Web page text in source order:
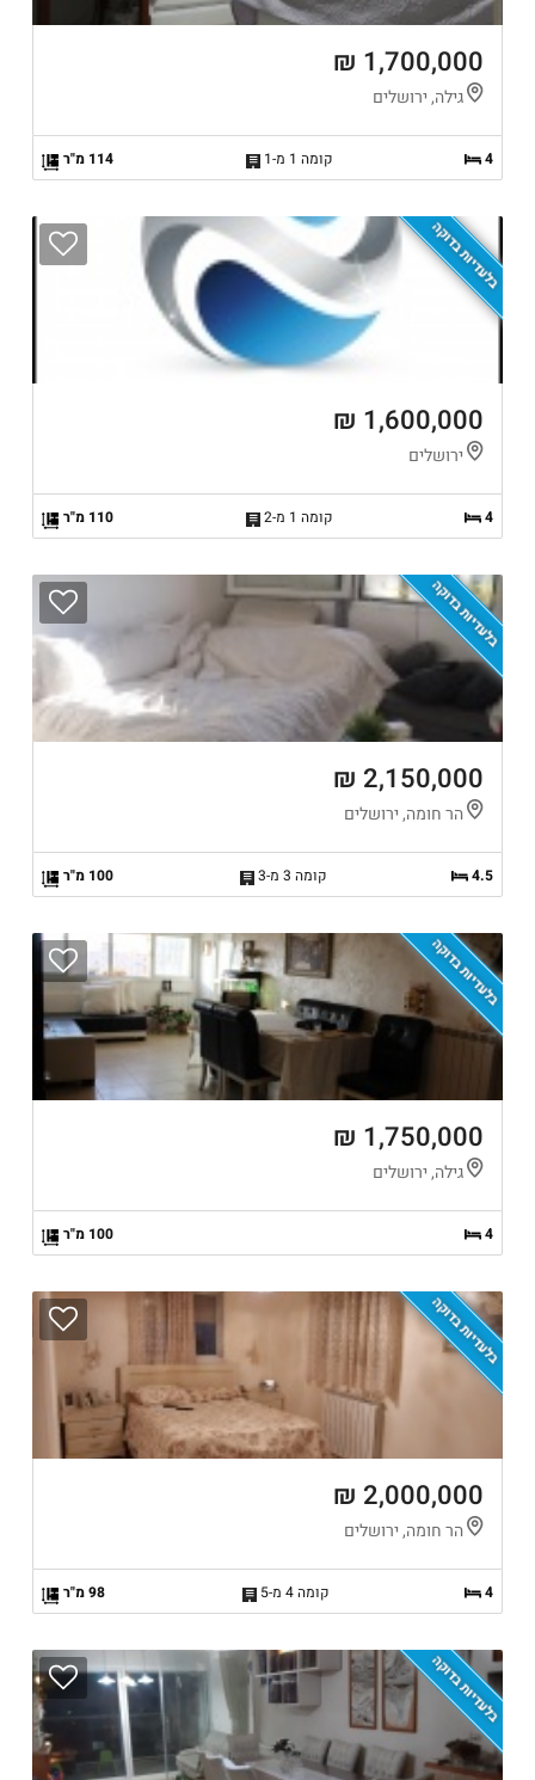
1,700,000 ₪
גילה, ירושלים
4 קומה 1 מ-1 114 מ"ר
בלעדיות בדוקה
1,600,000 ₪
ירושלים
4 קומה 1 מ-2 110 מ"ר
בלעדיות בדוקה
2,150,000 ₪
הר חומה, ירושלים
4.5 קומה 3 מ-3 100 מ"ר
בלעדיות בדוקה
1,750,000 ₪
גילה, ירושלים
4 100 מ"ר
בלעדיות בדוקה
2,000,000 ₪
הר חומה, ירושלים
4 קומה 4 מ-5 98 מ"ר
בלעדיות בדוקה